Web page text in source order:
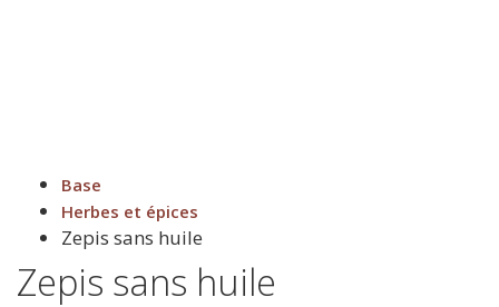
Base
Herbes et épices
Zepis sans huile
Zepis sans huile